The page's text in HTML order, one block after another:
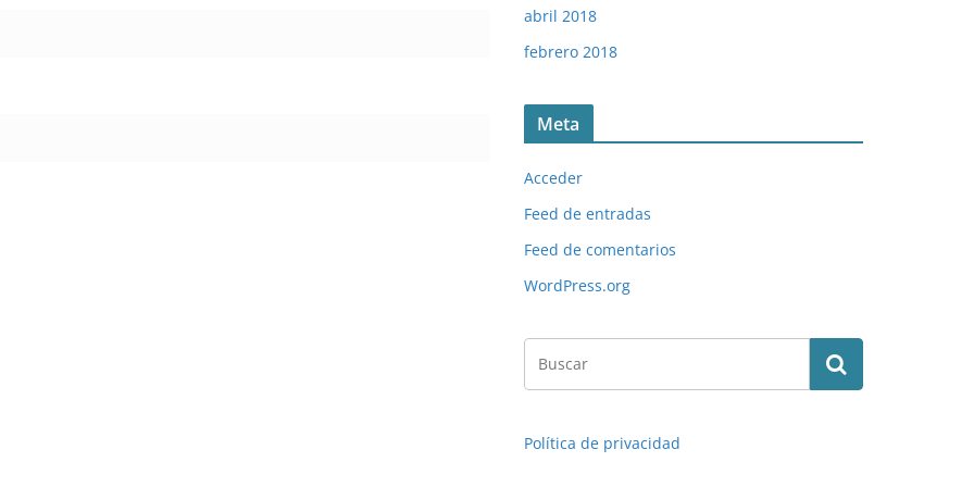
abril 2018
febrero 2018
Meta
Acceder
Feed de entradas
Feed de comentarios
WordPress.org
Política de privacidad